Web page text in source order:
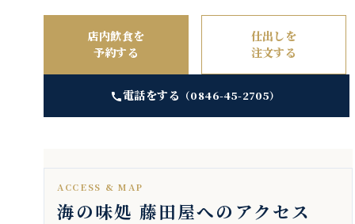
店内飲食を
予約する
仕出しを
注文する
電話をする （0846-45-2705）
ACCESS & MAP
海の味処 藤田屋へのアクセス